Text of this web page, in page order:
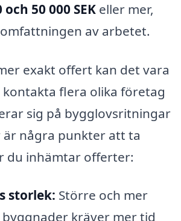
och 50 000 SEK eller mer,
av arbetet.
exakt offert kan det vara
flera olika företag
sig på bygglovsritningar
är några punkter att ta
du inhämtar offerter:
storlek: Större och mer
kräver mer tid